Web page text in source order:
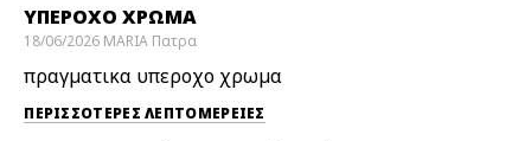
ΥΠΈΡΟΧΟ ΧΡΩΜΑ
18/06/2026 MARIA Πατρα
πραγματικα υπεροχο χρωμα
ΠΕΡΙΣΣΌΤΕΡΕΣ ΛΕΠΤΟΜΈΡΕΙΕΣ